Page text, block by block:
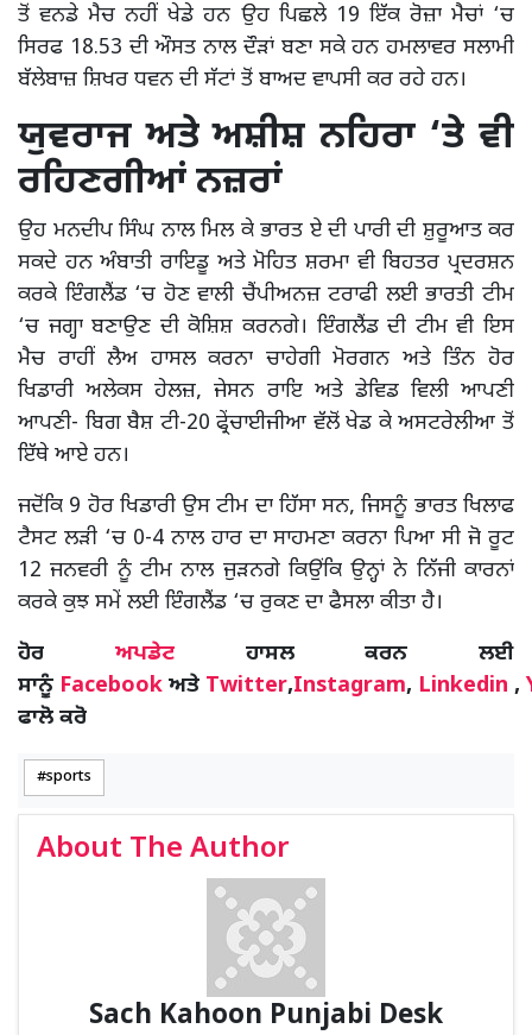
ਤੋਂ ਵਨਡੇ ਮੈਚ ਨਹੀਂ ਖੇਡੇ ਹਨ ਉਹ ਪਿਛਲੇ 19 ਇੱਕ ਰੋਜ਼ਾ ਮੈਚਾਂ ‘ਚ
ਸਿਰਫ 18.53 ਦੀ ਔਸਤ ਨਾਲ ਦੌੜਾਂ ਬਣਾ ਸਕੇ ਹਨ ਹਮਲਾਵਰ ਸਲਾਮੀ
ਬੱਲੇਬਾਜ਼ ਸ਼ਿਖਰ ਧਵਨ ਦੀ ਸੱਟਾਂ ਤੋਂ ਬਾਅਦ ਵਾਪਸੀ ਕਰ ਰਹੇ ਹਨ।
ਯੁਵਰਾਜ ਅਤੇ ਅਸ਼ੀਸ਼ ਨਹਿਰਾ ‘ਤੇ ਵੀ
ਰਹਿਣਗੀਆਂ ਨਜ਼ਰਾਂ
ਉਹ ਮਨਦੀਪ ਸਿੰਘ ਨਾਲ ਮਿਲ ਕੇ ਭਾਰਤ ਏ ਦੀ ਪਾਰੀ ਦੀ ਸ਼ੁਰੂਆਤ ਕਰ
ਸਕਦੇ ਹਨ ਅੰਬਾਤੀ ਰਾਇਡੂ ਅਤੇ ਮੋਹਿਤ ਸ਼ਰਮਾ ਵੀ ਬਿਹਤਰ ਪ੍ਰਦਰਸ਼ਨ
ਕਰਕੇ ਇੰਗਲੈਂਡ ‘ਚ ਹੋਣ ਵਾਲੀ ਚੈਂਪੀਅਨਜ਼ ਟਰਾਫੀ ਲਈ ਭਾਰਤੀ ਟੀਮ
‘ਚ ਜਗ੍ਹਾ ਬਣਾਉਣ ਦੀ ਕੋਸ਼ਿਸ਼ ਕਰਨਗੇ। ਇੰਗਲੈਂਡ ਦੀ ਟੀਮ ਵੀ ਇਸ
ਮੈਚ ਰਾਹੀਂ ਲੈਅ ਹਾਸਲ ਕਰਨਾ ਚਾਹੇਗੀ ਮੋਰਗਨ ਅਤੇ ਤਿੰਨ ਹੋਰ
ਖਿਡਾਰੀ ਅਲੇਕਸ ਹੇਲਜ਼, ਜੇਸਨ ਰਾਇ ਅਤੇ ਡੇਵਿਡ ਵਿਲੀ ਆਪਣੀ
ਆਪਣੀ- ਬਿਗ ਬੈਸ਼ ਟੀ-20 ਫ੍ਰੇਂਚਾਈਜੀਆ ਵੱਲੋਂ ਖੇਡ ਕੇ ਅਸਟਰੇਲੀਆ ਤੋਂ
ਇੱਥੇ ਆਏ ਹਨ।
ਜਦੋਂਕਿ 9 ਹੋਰ ਖਿਡਾਰੀ ਉਸ ਟੀਮ ਦਾ ਹਿੱਸਾ ਸਨ, ਜਿਸਨੂੰ ਭਾਰਤ ਖਿਲਾਫ
ਟੈਸਟ ਲੜੀ ‘ਚ 0-4 ਨਾਲ ਹਾਰ ਦਾ ਸਾਹਮਣਾ ਕਰਨਾ ਪਿਆ ਸੀ ਜੋ ਰੂਟ
12 ਜਨਵਰੀ ਨੂੰ ਟੀਮ ਨਾਲ ਜੁੜਨਗੇ ਕਿਉਂਕਿ ਉਨ੍ਹਾਂ ਨੇ ਨਿੱਜੀ ਕਾਰਨਾਂ
ਕਰਕੇ ਕੁਝ ਸਮੇਂ ਲਈ ਇੰਗਲੈਂਡ ‘ਚ ਰੁਕਣ ਦਾ ਫੈਸਲਾ ਕੀਤਾ ਹੈ।
ਹੋਰ ਅਪਡੇਟਹਾਸਲ ਕਰਨ ਲਈ
ਸਾਨੂੰ Facebook ਅਤੇ Twitter,Instagram, Linkedin ,
ਫਾਲੋ ਕਰੋ
sports
About The Author
Sach Kahoon Punjabi Desk